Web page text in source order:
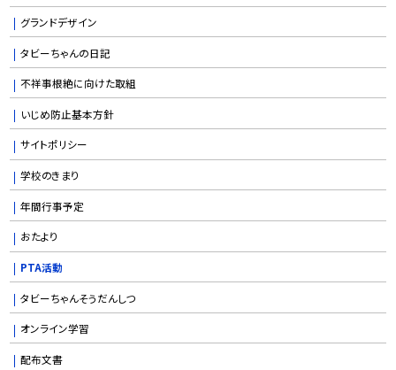
グランドデザイン
タビーちゃんの日記
不祥事根絶に向けた取組
いじめ防止基本方針
サイトポリシー
学校のきまり
年間行事予定
おたより
PTA活動
タビーちゃんそうだんしつ
オンライン学習
配布文書